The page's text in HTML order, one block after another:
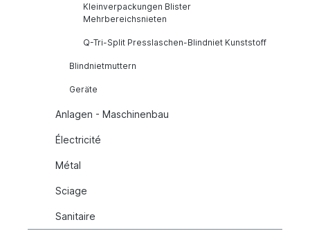
Kleinverpackungen Blister
Mehrbereichsnieten
Q-Tri-Split Presslaschen-Blindniet Kunststoff
Blindnietmuttern
Geräte
Anlagen - Maschinenbau
Électricité
Métal
Sciage
Sanitaire